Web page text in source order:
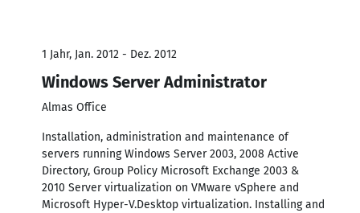
1 Jahr, Jan. 2012 - Dez. 2012
Windows Server Administrator
Almas Office
Installation, administration and maintenance of
servers running Windows Server 2003, 2008 Active
Directory, Group Policy Microsoft Exchange 2003 &
2010 Server virtualization on VMware vSphere and
Microsoft Hyper-V.Desktop virtualization. Installing and